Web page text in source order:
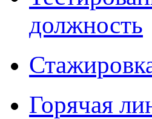
должность
Горячая